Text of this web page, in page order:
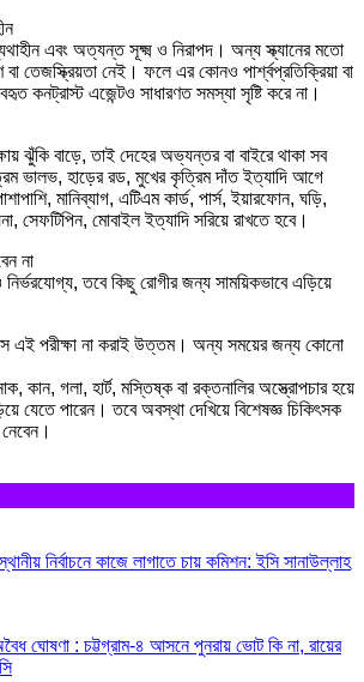
এবং অত্যন্ত সূক্ষ্ম ও নিরাপদ। অন্য স্ক্যানের মতো
তেজস্ক্রিয়তা নেই। ফলে এর কোনও পার্শ্বপ্রতিক্রিয়া বা
কনট্রাস্ট এজেন্টও সাধারণত সমস্যা সৃষ্টি করে না।
ঝুঁকি বাড়ে, তাই দেহের অভ্যন্তর বা বাইরে থাকা সব
ভালভ, হাড়ের রড, মুখের কৃত্রিম দাঁত ইত্যাদি আগে
মানিব্যাগ, এটিএম কার্ড, পার্স, ইয়ারফোন, ঘড়ি,
সেফটিপিন, মোবাইল ইত্যাদি সরিয়ে রাখতে হবে।
না
তবে কিছু রোগীর জন্য সাময়িকভাবে এড়িয়ে
এই পরীক্ষা না করাই উত্তম। অন্য সময়ের জন্য কোনো
কান, গলা, হার্ট, মস্তিষ্ক বা রক্তনালির অস্ত্রোপচার হয়ে
যেতে পারেন। তবে অবস্থা দেখিয়ে বিশেষজ্ঞ চিকিৎসক
নির্বাচনে কাজে লাগাতে চায় কমিশন: ইসি সানাউল্লাহ
ঘোষণা : চট্টগ্রাম-৪ আসনে পুনরায় ভোট কি না, রায়ের